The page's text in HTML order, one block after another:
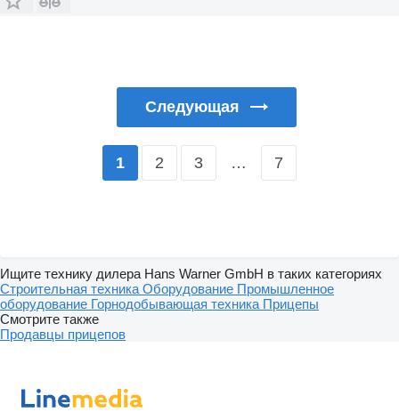
Следующая
1 2 3 … 7
Ищите технику дилера Hans Warner GmbH в таких категориях
Строительная техника Оборудование Промышленное
оборудование Горнодобывающая техника Прицепы
Смотрите также
Продавцы прицепов